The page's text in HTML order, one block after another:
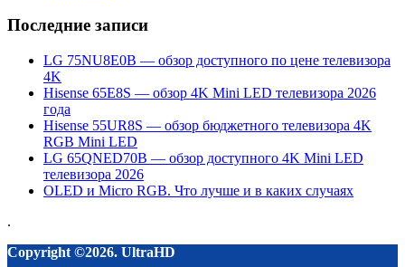
Последние записи
LG 75NU8E0B — обзор доступного по цене телевизора
4K
Hisense 65E8S — обзор 4K Mini LED телевизора 2026
года
Hisense 55UR8S — обзор бюджетного телевизора 4K
RGB Mini LED
LG 65QNED70B — обзор доступного 4K Mini LED
телевизора 2026
OLED и Micro RGB. Что лучше и в каких случаях
.
Copyright ©2026. UltraHD